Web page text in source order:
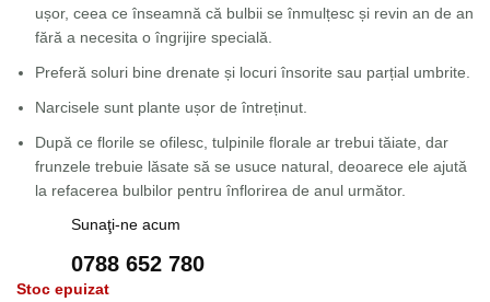
ușor, ceea ce înseamnă că bulbii se înmulțesc și revin an de an
fără a necesita o îngrijire specială.
Preferă soluri bine drenate și locuri însorite sau parțial umbrite.
Narcisele sunt plante ușor de întreținut.
După ce florile se ofilesc, tulpinile florale ar trebui tăiate, dar
frunzele trebuie lăsate să se usuce natural, deoarece ele ajută
la refacerea bulbilor pentru înflorirea de anul următor.
Sunaţi-ne acum
0788 652 780
Stoc epuizat